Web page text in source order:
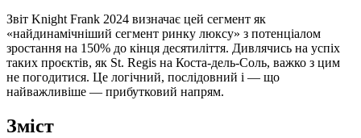
Звіт Knight Frank 2024 визначає цей сегмент як
«найдинамічніший сегмент ринку люксу» з потенціалом
зростання на 150% до кінця десятиліття. Дивлячись на успіх
таких проєктів, як St. Regis на Коста-дель-Соль, важко з цим
не погодитися. Це логічний, послідовний і — що
найважливіше — прибутковий напрям.
Зміст